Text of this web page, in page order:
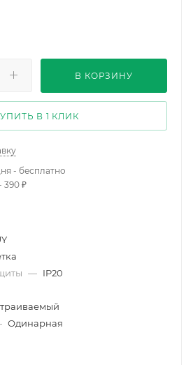
В КОРЗИНУ
В 1 КЛИК
- бесплатно
390 ₽
— IP20
Одинарная